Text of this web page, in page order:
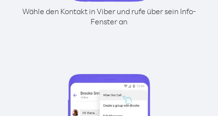
Wähle den Kontakt in Viber und rufe über sein Info-
Fenster an